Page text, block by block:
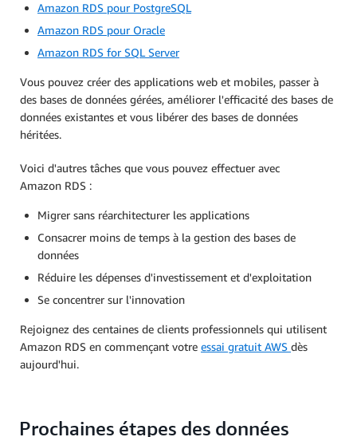
Amazon RDS pour PostgreSQL
Amazon RDS pour Oracle
Amazon RDS for SQL Server
Vous pouvez créer des applications web et mobiles, passer à
des bases de données gérées, améliorer l'efficacité des bases de
données existantes et vous libérer des bases de données
héritées.
Voici d'autres tâches que vous pouvez effectuer avec
Amazon RDS :
Migrer sans réarchitecturer les applications
Consacrer moins de temps à la gestion des bases de
données
Réduire les dépenses d'investissement et d'exploitation
Se concentrer sur l'innovation
Rejoignez des centaines de clients professionnels qui utilisent
Amazon RDS en commençant votre essai gratuit AWS dès
aujourd'hui.
Prochaines étapes des données